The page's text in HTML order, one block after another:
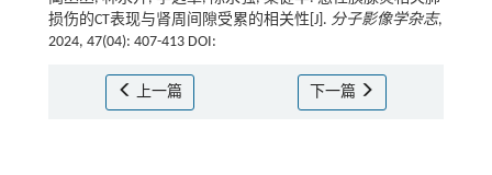
损伤的CT表现与肾周间隙受累的相关性[J]. 分子影像学杂志,
2024, 47(04): 407-413 DOI:
上一篇 下一篇